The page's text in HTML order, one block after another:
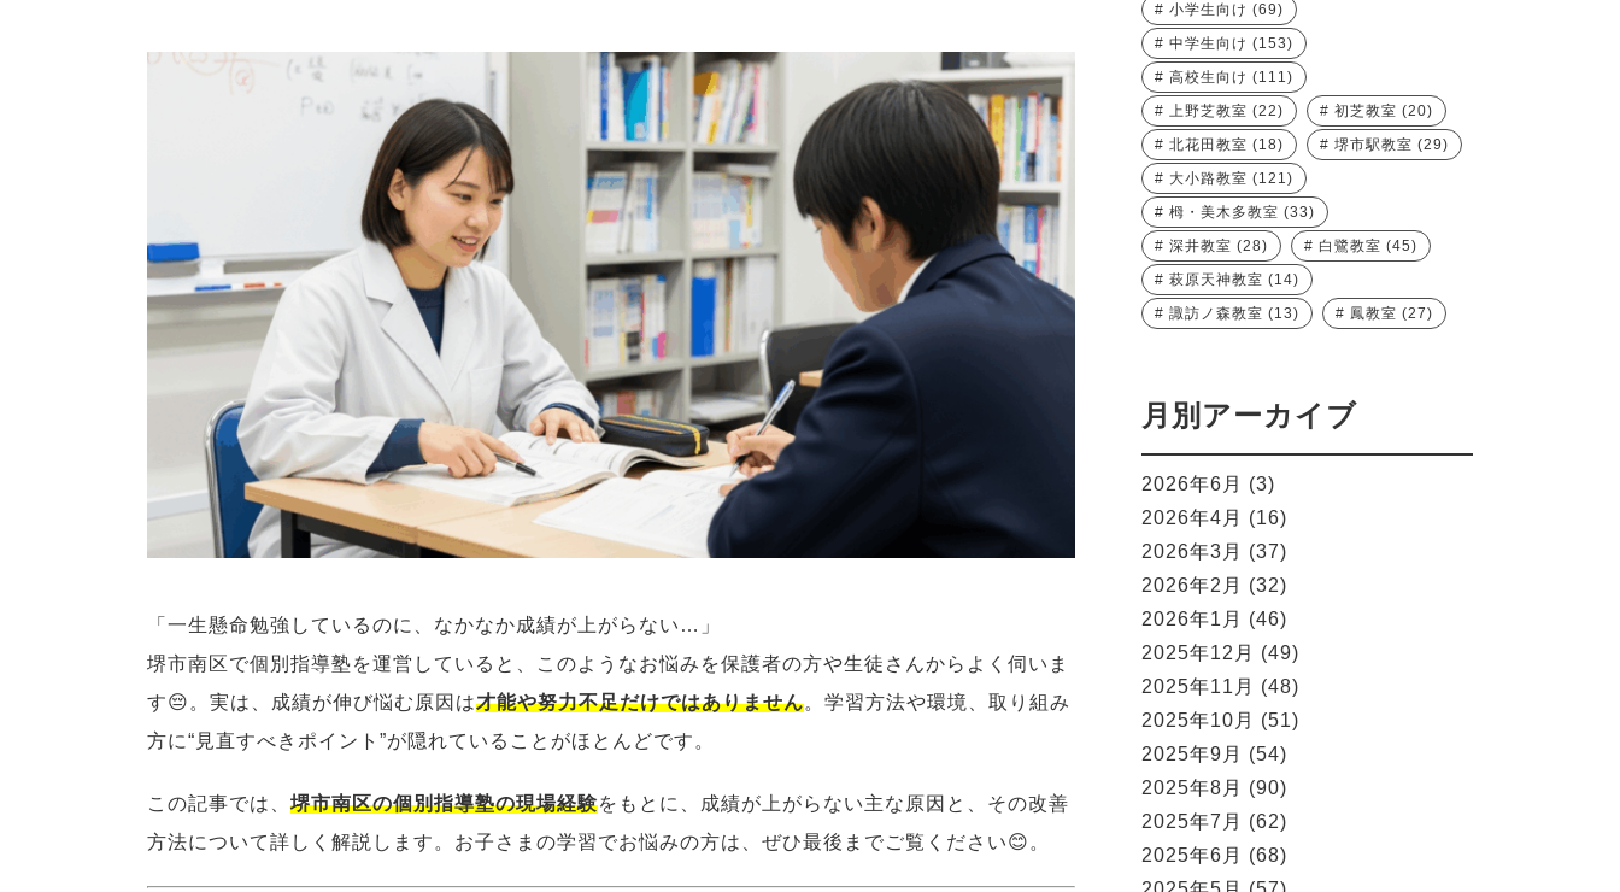
「一生懸命勉強しているのに、なかなか成績が上がらない…」
堺市南区で個別指導塾を運営していると、このようなお悩みを保護者の方や生徒さんからよく伺いま
す😔。実は、成績が伸び悩む原因は才能や努力不足だけではありません。学習方法や環境、取り組み
方に“見直すべきポイント”が隠れていることがほとんどです。
この記事では、 堺市南区の個別指導塾の現場経験をもとに、成績が上がらない主な原因と、その改善
方法について詳しく解説します。お子さまの学習でお悩みの方は、ぜひ最後までご覧ください😊。
小学生向け (69)
中学生向け (153)
高校生向け (111)
上野芝教室 (22) 初芝教室 (20)
北花田教室 (18) 堺市駅教室 (29)
大小路教室 (121)
栂・美木多教室 (33)
深井教室 (28) 白鷺教室 (45)
萩原天神教室 (14)
諏訪ノ森教室 (13) 鳳教室 (27)
月別アーカイブ
2026年6月
(3)
2026年4月
(16)
2026年3月
(37)
2026年2月
(32)
2026年1月
(46)
2025年12月
(49)
2025年11月
(48)
2025年10月
(51)
2025年9月
(54)
2025年8月
(90)
2025年7月
(62)
2025年6月
(68)